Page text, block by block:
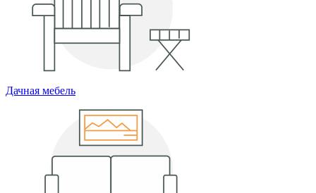
Дачная мебель